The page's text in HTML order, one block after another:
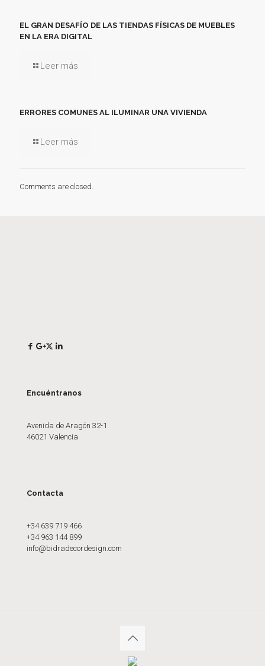
EL GRAN DESAFÍO DE LAS TIENDAS FÍSICAS DE MUEBLES
EN LA ERA DIGITAL
Leer más
ERRORES COMUNES AL ILUMINAR UNA VIVIENDA
Leer más
Comments are closed.
Encuéntranos
Avenida de Aragón 32-1
46021 Valencia
Contacta
+34 639 719 466
+34 963 144 899
info@bidradecordesign.com